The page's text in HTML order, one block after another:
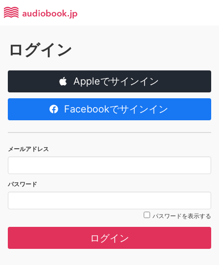
ログイン
Appleでサインイン
Facebookでサインイン
メールアドレス
パスワード
パスワードを表示する
ログイン